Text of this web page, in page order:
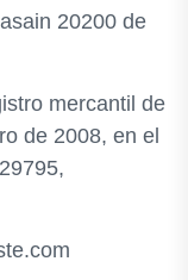
20200 de
mercantil de
de 2008, en el